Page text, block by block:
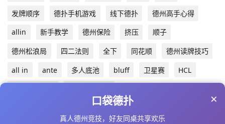
发牌顺序
德扑手机游戏 线下德扑
德州高手心得
allin
新手教学 德州保险 挤压
顺子
德州松浪局
四二法则 全下 同花顺
德州读牌技巧
all in
ante 多人底池 bluff 卫星赛
HCL
×
口袋德扑
真人德州竞技，好友同桌共享欢乐